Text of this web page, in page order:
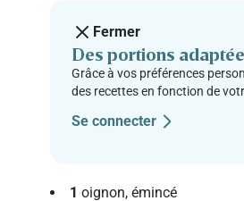
Fermer
Des portions
Grâce à vos préférences
des recettes en fonction de
Se connecter
1oignon, émincé